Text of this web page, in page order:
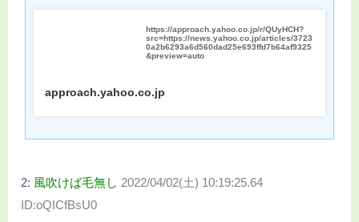
https://approach.yahoo.co.jp/r/QUyHCH?
src=https://news.yahoo.co.jp/articles/3723
0a2b6293a6d560dad25e693ffd7b64af9325
&preview=auto
approach.yahoo.co.jp
2: 風吹けば毛無し 2022/04/02(土) 10:19:25.64
ID:oQICfBsU0